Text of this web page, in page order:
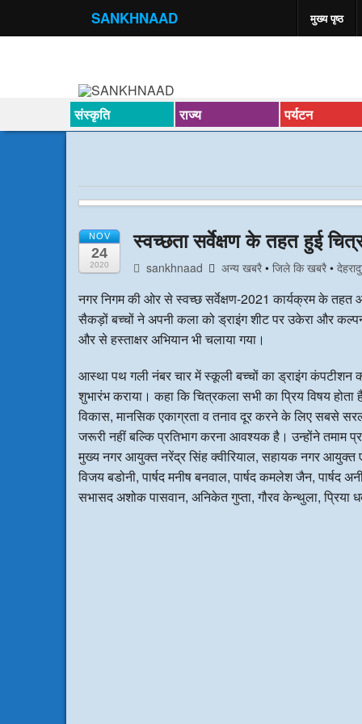
SANKHNAAD मुख्य पृष्ठ
संस्कृति राज्य पर्यटन
NOV
24
2020
स्वच्छता सर्वेक्षण के तहत हुई
sankhnaad अन्य खबरै •जिले कि खबरै •
नगर निगम की ओर से स्वच्छ सर्वेक्षण-2021 कार्यक्रम के
सैकड़ों बच्चों ने अपनी कला को ड्राइंग शीट पर उकेरा और
और से हस्ताक्षर अभियान भी चलाया गया।
आस्था पथ गली नंबर चार में स्कूली बच्चों का ड्राइंग कंपटीशन
शुभारंभ कराया। कहा कि चित्रकला सभी का प्रिय विषय
विकास, मानसिक एकाग्रता व तनाव दूर करने के लिए सबसे
जरूरी नहीं बल्कि प्रतिभाग करना आवश्यक है। उन्होंने तमाम
मुख्य नगर आयुक्त नरेंद्र सिंह क्वीरियाल, सहायक नगर आयुक्त
विजय बडोनी, पार्षद मनीष बनवाल, पार्षद कमलेश जैन, पार्षद
सभासद अशोक पासवान, अनिकेत गुप्ता, गौरव केन्थुला, प्रिया